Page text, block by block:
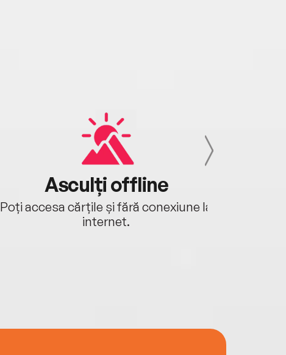
Asculți offline
Poți accesa cărțile și fără conexiune la
internet.